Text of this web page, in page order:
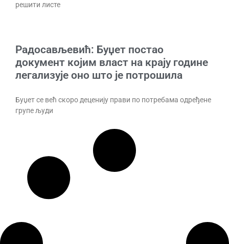
решити листе
Радосављевић: Буџет постао
документ којим власт на крају године
легализује оно што је потрошила
Буџет се већ скоро деценију прави по потребама одређене
групе људи